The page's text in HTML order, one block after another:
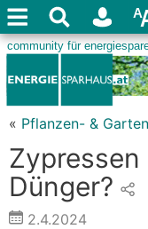
« Pflanzen- & Garten
Dünger?
2.4.2024